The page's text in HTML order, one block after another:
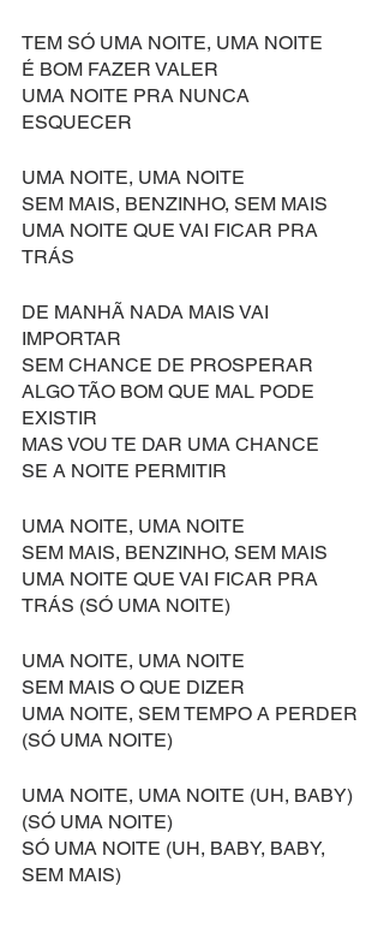
TEM SÓ UMA NOITE, UMA NOITE
É BOM FAZER VALER
UMA NOITE PRA NUNCA
ESQUECER
UMA NOITE, UMA NOITE
SEM MAIS, BENZINHO, SEM MAIS
UMA NOITE QUE VAI FICAR PRA
TRÁS
DE MANHÃ NADA MAIS VAI
IMPORTAR
SEM CHANCE DE PROSPERAR
ALGO TÃO BOM QUE MAL PODE
EXISTIR
MAS VOU TE DAR UMA CHANCE
SE A NOITE PERMITIR
UMA NOITE, UMA NOITE
SEM MAIS, BENZINHO, SEM MAIS
UMA NOITE QUE VAI FICAR PRA
TRÁS (SÓ UMA NOITE)
UMA NOITE, UMA NOITE
SEM MAIS O QUE DIZER
UMA NOITE, SEM TEMPO A PERDER
(SÓ UMA NOITE)
UMA NOITE, UMA NOITE (UH, BABY)
(SÓ UMA NOITE)
SÓ UMA NOITE (UH, BABY, BABY,
SEM MAIS)